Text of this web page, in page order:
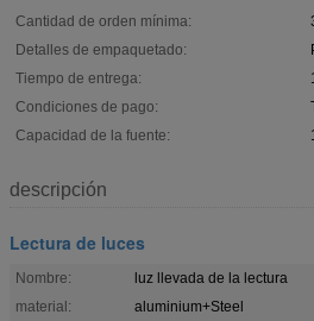
Cantidad de orden mínima:
Detalles de empaquetado:
Tiempo de entrega:
Condiciones de pago:
Capacidad de la fuente:
descripción
Lectura de luces
Nombre:
luz llevada de la lectura
material:
aluminium+Steel